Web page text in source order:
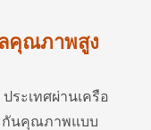
คุณภาพสูง
ระเทศผ่านเครือ
กันคุณภาพแบบ